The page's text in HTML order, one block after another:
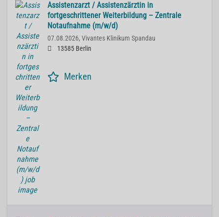
Assistenzarzt / Assistenzärztin in
fortgeschrittener Weiterbildung – Zentrale
Notaufnahme (m/w/d)
07.08.2026, Vivantes Klinikum Spandau
13585 Berlin
Merken